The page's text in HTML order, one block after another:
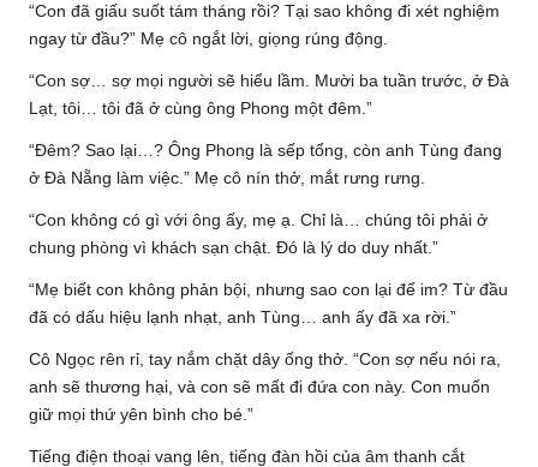
“Con đã giấu suốt tám tháng rồi? Tại sao không đi xét nghiệm
ngay từ đầu?” Mẹ cô ngắt lời, giọng rúng động.
“Con sợ… sợ mọi người sẽ hiểu lầm. Mười ba tuần trước, ở Đà
Lạt, tôi… tôi đã ở cùng ông Phong một đêm.”
“Đêm? Sao lại…? Ông Phong là sếp tổng, còn anh Tùng đang
ở Đà Nẵng làm việc.” Mẹ cô nín thở, mắt rưng rưng.
“Con không có gì với ông ấy, mẹ ạ. Chỉ là… chúng tôi phải ở
chung phòng vì khách sạn chật. Đó là lý do duy nhất.”
“Mẹ biết con không phản bội, nhưng sao con lại để im? Từ đầu
đã có dấu hiệu lạnh nhạt, anh Tùng… anh ấy đã xa rời.”
Cô Ngọc rên rỉ, tay nắm chặt dây ống thở. “Con sợ nếu nói ra,
anh sẽ thương hại, và con sẽ mất đi đứa con này. Con muốn
giữ mọi thứ yên bình cho bé.”
Tiếng điện thoại vang lên, tiếng đàn hồi của âm thanh cắt